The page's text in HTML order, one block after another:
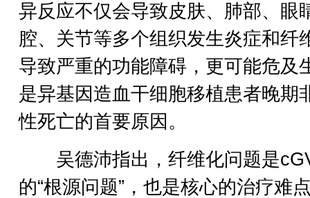
异反应不仅会导致皮肤、肺部、眼
腔、关节等多个组织发生炎症和纤
导致严重的功能障碍，更可能危及
是异基因造血干细胞移植患者晚期
性死亡的首要原因。
吴德沛指出，纤维化问题是
的“根源问题”，也是核心的治疗难